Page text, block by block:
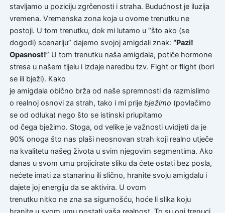
stavljamo u poziciju zgrčenosti i straha. Budućnost je iluzija
vremena. Vremenska zona koja u ovome trenutku ne
postoji. U tom trenutku, dok mi lutamo u “što ako (se
dogodi) scenariju” dajemo svojoj amigdali znak: “Pazi!
Opasnost!” U tom trenutku naša amigdala, potiče hormone
stresa u našem tijelu i izdaje naredbu tzv. Fight or flight (bori
se ili bježi). Kako
je amigdala obično brža od naše spremnosti da razmislimo
o realnoj osnovi za strah, tako i mi prije bježimo (povlačimo
se od odluka) nego što se istinski priupitamo
od čega bježimo. Stoga, od velike je važnosti uvidjeti da je
90% onoga što nas plaši neosnovan strah koji realno utječe
na kvalitetu našeg života u svim njegovim segmentima. Ako
danas u svom umu projicirate sliku da ćete ostati bez posla,
nećete imati za stanarinu ili slično, hranite svoju amigdalu i
dajete joj energiju da se aktivira. U ovom
trenutku nitko ne zna sa sigurnošću, hoće li slika koju